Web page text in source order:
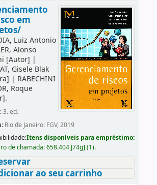
em
Luiz Antonio
Alonso
[Autor] |
Gisele Blak
| RABECHINI
Roque
.
3. ed.
Rio de Janeiro: FGV, 2019
Itens disponíveis para empréstimo:
de chamada:658.404 J74g] (1).
ao seu carrinho